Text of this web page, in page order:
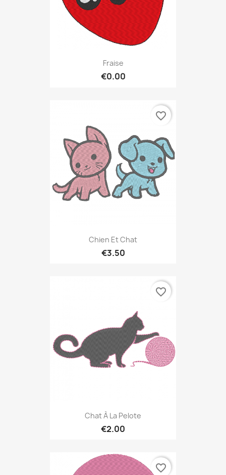
Fraise
€0.00
Chien Et Chat
€3.50
favorite_border
Chat À La Pelote
€2.00
favorite_border
favorite_border